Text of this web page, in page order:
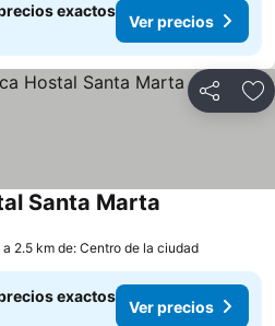
exactos
Ver precios
Compartir
Santa Marta
a 2.5 km de: Centro de la ciudad
exactos
Ver precios